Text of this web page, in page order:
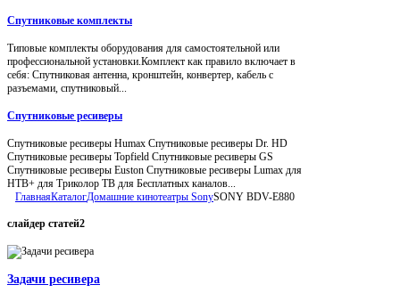
Спутниковые комплекты
Типовые комплекты оборудования для самостоятельной или
профессиональной установки.Комплект как правило включает в
себя: Спутниковая антенна, кронштейн, конвертер, кабель с
разъемами, спутниковый...
Спутниковые ресиверы
Спутниковые ресиверы Humax Спутниковые ресиверы Dr. HD
Спутниковые ресиверы Topfield Спутниковые ресиверы GS
Спутниковые ресиверы Euston Спутниковые ресиверы Lumax для
НТВ+ для Триколор ТВ для Бесплатных каналов...
ГлавнаяКаталогДомашние кинотеатры SonySONY BDV-E880
слайдер статей2
Задачи ресивера